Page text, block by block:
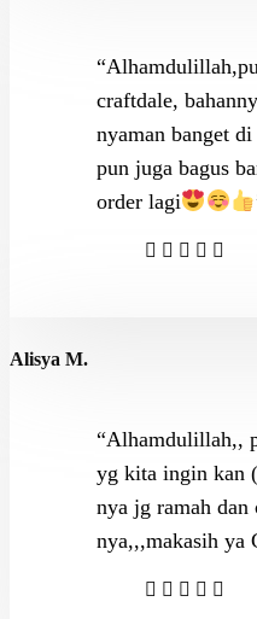
craftdale,
nyaman banget
pun juga bagus
order lagi
Alisya M.
“Alhamdulillah,,
yg kita ingin kan
nya jg ramah dan
nya,,,makasih ya